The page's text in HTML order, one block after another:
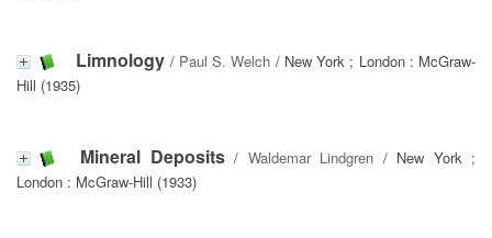
Limnology / Paul S. Welch / New York ; London : McGraw-
Hill (1935)
Mineral Deposits/ Waldemar Lindgren / New York ;
London : McGraw-Hill (1933)